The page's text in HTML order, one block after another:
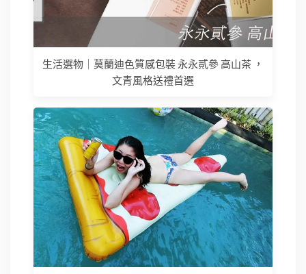
生活選物｜莫蘭迪色質感包裝 永永貳參 高山茶 ，
文青風格送禮首選